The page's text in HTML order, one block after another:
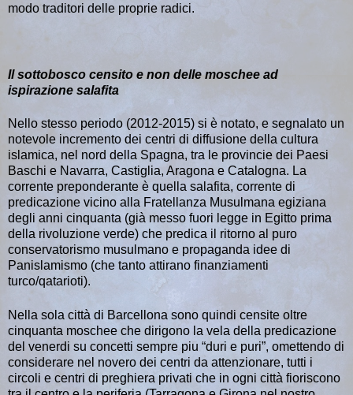
modo traditori delle proprie radici.
Il sottobosco censito e non delle moschee ad
ispirazione salafita
Nello stesso periodo (2012-2015) si è notato, e segnalato un
notevole incremento dei centri di diffusione della cultura
islamica, nel nord della Spagna, tra le provincie dei Paesi
Baschi e Navarra, Castiglia, Aragona e Catalogna. La
corrente preponderante è quella salafita, corrente di
predicazione vicino alla Fratellanza Musulmana egiziana
degli anni cinquanta (già messo fuori legge in Egitto prima
della rivoluzione verde) che predica il ritorno al puro
conservatorismo musulmano e propaganda idee di
Panislamismo (che tanto attirano finanziamenti
turco/qatarioti).
Nella sola città di Barcellona sono quindi censite oltre
cinquanta moschee che dirigono la vela della predicazione
del venerdi su concetti sempre piu “duri e puri”, omettendo di
considerare nel novero dei centri da attenzionare, tutti i
circoli e centri di preghiera privati che in ogni città fioriscono